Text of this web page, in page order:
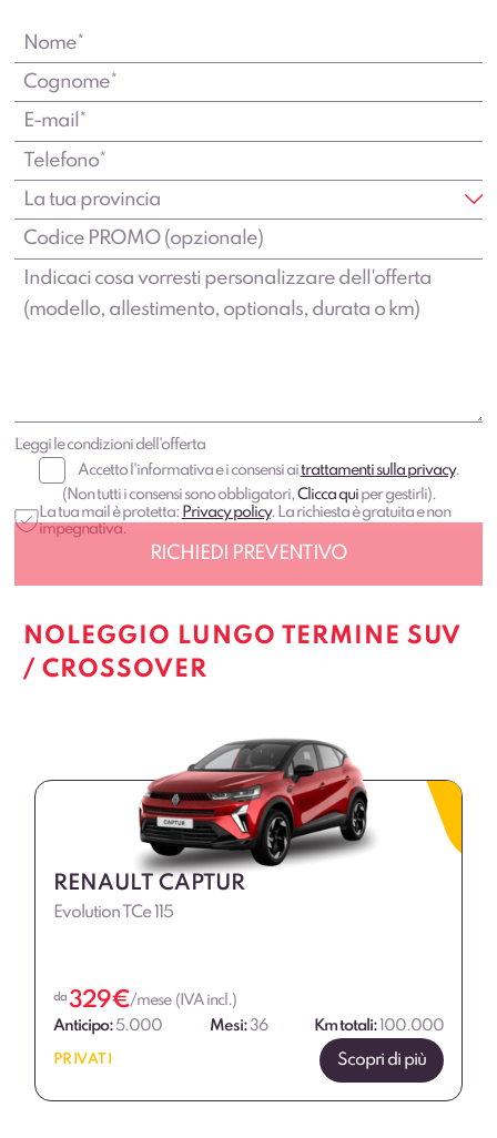
Leggi le condizioni dell'offerta
Accetto l'informativa e i consensi aitrattamenti sulla privacy.
(Non tutti i consensi sono obbligatori,Clicca quiper gestirli).
La tua mail è protetta: Privacy policy. La richiesta è gratuita e non
impegnativa.
NOLEGGIO LUNGO TERMINE SUV
/ CROSSOVER
RENAULT CAPTUR
Evolution TCe 115
da 329€/mese (IVA incl.)
Anticipo: 5.000 Mesi:36 Km totali: 100.000
PRIVATI Scopri di più